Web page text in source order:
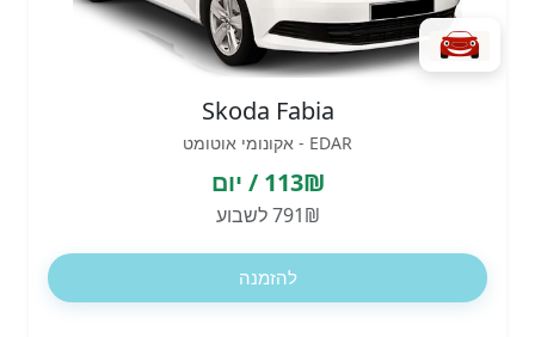
Skoda Fabia
EDAR - אקונומי אוטומט
113₪ / יום
791₪ לשבוע
להזמנה